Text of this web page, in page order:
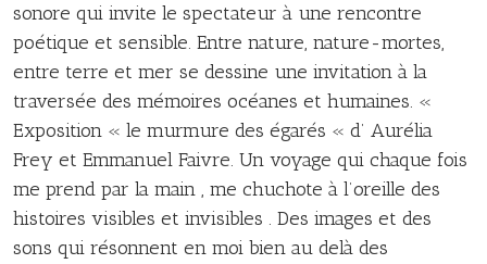
sonore qui invite le spectateur à une rencontre
poétique et sensible. Entre nature, nature-mortes,
entre terre et mer se dessine une invitation à la
traversée des mémoires océanes et humaines. «
Exposition « le murmure des égarés « d’ Aurélia
Frey et Emmanuel Faivre. Un voyage qui chaque fois
me prend par la main , me chuchote à l’oreille des
histoires visibles et invisibles . Des images et des
sons qui résonnent en moi bien au delà des